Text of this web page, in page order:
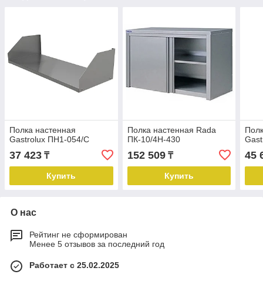
Полка настенная
Gastrolux ПН1-054/С
37 423 ₸
Купить
Полка настенная Rada
ПК-10/4Н-430
152 509₸
Купить
45
О нас
Рейтинг не сформирован
Менее 5 отзывов за последний год
Работает с 25.02.2025